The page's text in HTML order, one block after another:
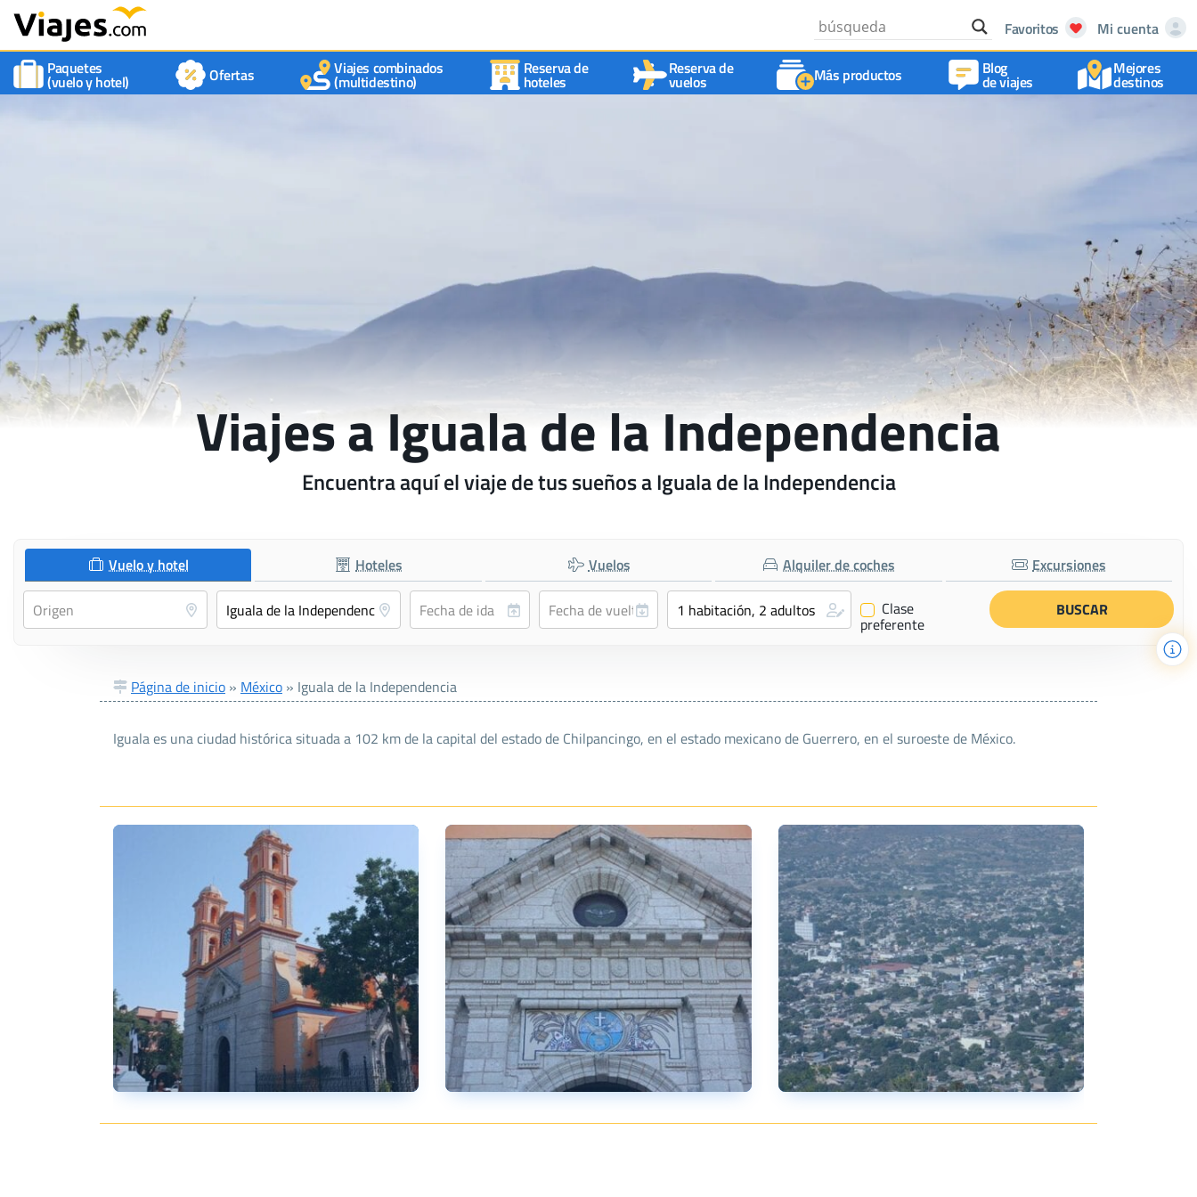
Favoritos
Mi cuenta
Paquetes
(vuelo y hotel) Ofertas Viajes combinados
(multidestino)
Reserva de
hoteles
Reserva de
vuelos Más productos Blog
de viajes
Mejores
destinos
Viajes a Iguala de la Independencia
Encuentra aquí el viaje de tus sueños a Iguala de la Independencia
Vuelo y hotel Hoteles Vuelos Alquiler de coches Excursiones
✔ Clase
preferente
Página de inicio » México » Iguala de la Independencia
Iguala es una ciudad histórica situada a 102 km de la capital del estado de Chilpancingo, en el estado mexicano de Guerrero, en el suroeste de México.